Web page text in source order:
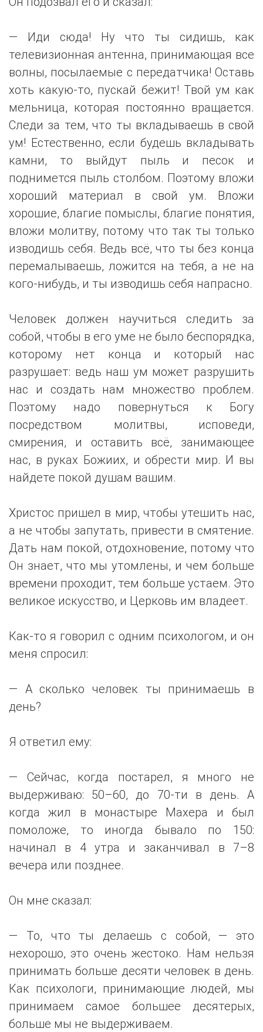
— Иди сюда! Ну что ты сидишь, как
телевизионная антенна, принимающая все
волны, посылаемые с передатчика! Оставь
хоть какую-то, пускай бежит! Твой ум как
мельница, которая постоянно вращается.
Следи за тем, что ты вкладываешь в свой
ум! Естественно, если будешь вкладывать
камни, то выйдут пыль и песок и
поднимется пыль столбом. Поэтому вложи
хороший материал в свой ум. Вложи
хорошие, благие помыслы, благие понятия,
вложи молитву, потому что так ты только
изводишь себя. Ведь всё, что ты без конца
перемалываешь, ложится на тебя, а не на
кого-нибудь, и ты изводишь себя напрасно.
Человек должен научиться следить за
собой, чтобы в его уме не было беспорядка,
которому нет конца и который нас
разрушает: ведь наш ум может разрушить
нас и создать нам множество проблем.
Поэтому надо повернуться к Богу
посредством молитвы, исповеди,
смирения, и оставить всё, занимающее
нас, в руках Божиих, и обрести мир. И вы
найдете покой душам вашим.
Христос пришел в мир, чтобы утешить нас,
а не чтобы запутать, привести в смятение.
Дать нам покой, отдохновение, потому что
Он знает, что мы утомлены, и чем больше
времени проходит, тем больше устаем. Это
великое искусство, и Церковь им владеет.
Как-то я говорил с одним психологом, и он
меня спросил:
— А сколько человек ты принимаешь в
день?
Я ответил ему:
— Сейчас, когда постарел, я много не
выдерживаю: 50–60, до 70-ти в день. А
когда жил в монастыре Махера и был
помоложе, то иногда бывало по 150:
начинал в 4 утра и заканчивал в 7–8
вечера или позднее.
Он мне сказал:
— То, что ты делаешь с собой, — это
нехорошо, это очень жестоко. Нам нельзя
принимать больше десяти человек в день.
Как психологи, принимающие людей, мы
принимаем самое большее десятерых,
больше мы не выдерживаем.